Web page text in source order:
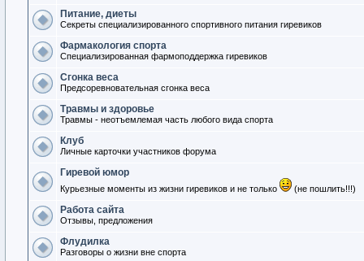
Питание, диеты
Секреты специализированного спортивного питания гиревиков
Фармакология спорта
Специализированная фармоподдержка гиревиков
Сгонка веса
Предсоревновательная сгонка веса
Травмы и здоровье
Травмы - неотъемлемая часть любого вида спорта
Клуб
Личные карточки участников форума
Гиревой юмор
Курьезные моменты из жизни гиревиков и не только (не пошлить!!!)
Работа сайта
Отзывы, предложения
Флудилка
Разговоры о жизни вне спорта